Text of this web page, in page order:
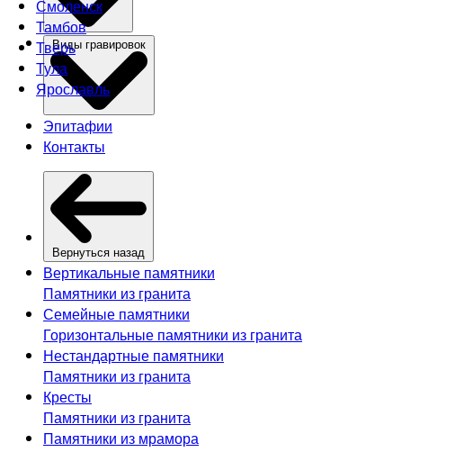
Смоленск
Тамбов
Тверь
Тула
Ярославль
Эпитафии
Контакты
Вернуться назад
Вертикальные памятники
Памятники из гранита
Семейные памятники
Горизонтальные памятники из гранита
Нестандартные памятники
Памятники из гранита
Кресты
Памятники из гранита
Памятники из мрамора